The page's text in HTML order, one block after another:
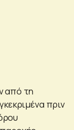
από τη
πριν